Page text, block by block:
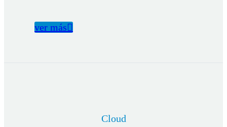
ver más
Cloud